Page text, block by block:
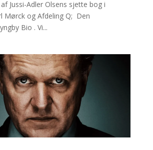
Jussi-Adler Olsens sjette bog i
Mørck og Afdeling Q; Den
Bio . Vi...